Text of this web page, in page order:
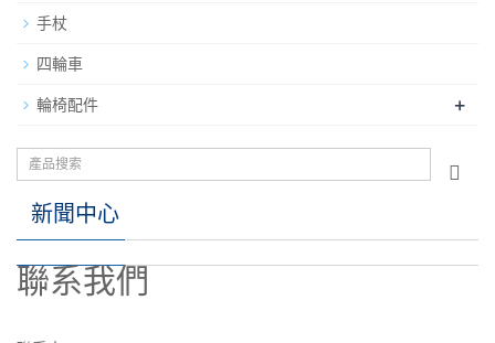
手杖
四輪車
輪椅配件 +
新聞中心
聯系我們